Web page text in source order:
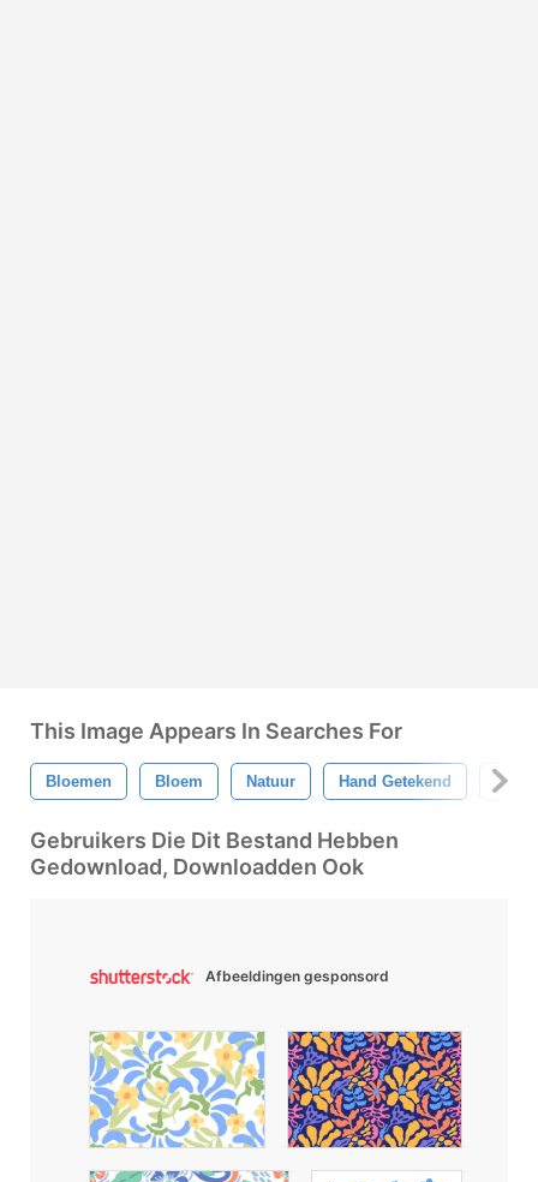
This Image Appears In Searches For
Bloemen Bloem Natuur Hand Getekend
Gebruikers Die Dit Bestand Hebben
Gedownload, Downloadden Ook
Afbeeldingen gesponsord